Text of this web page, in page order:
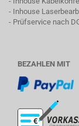
- Inhouse
- Prüfservice nach
BEZAHLEN MIT